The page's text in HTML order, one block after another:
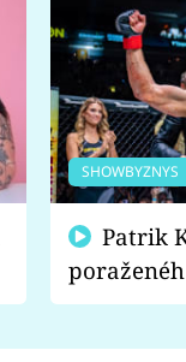
SHOWBYZNYS
fanoušci